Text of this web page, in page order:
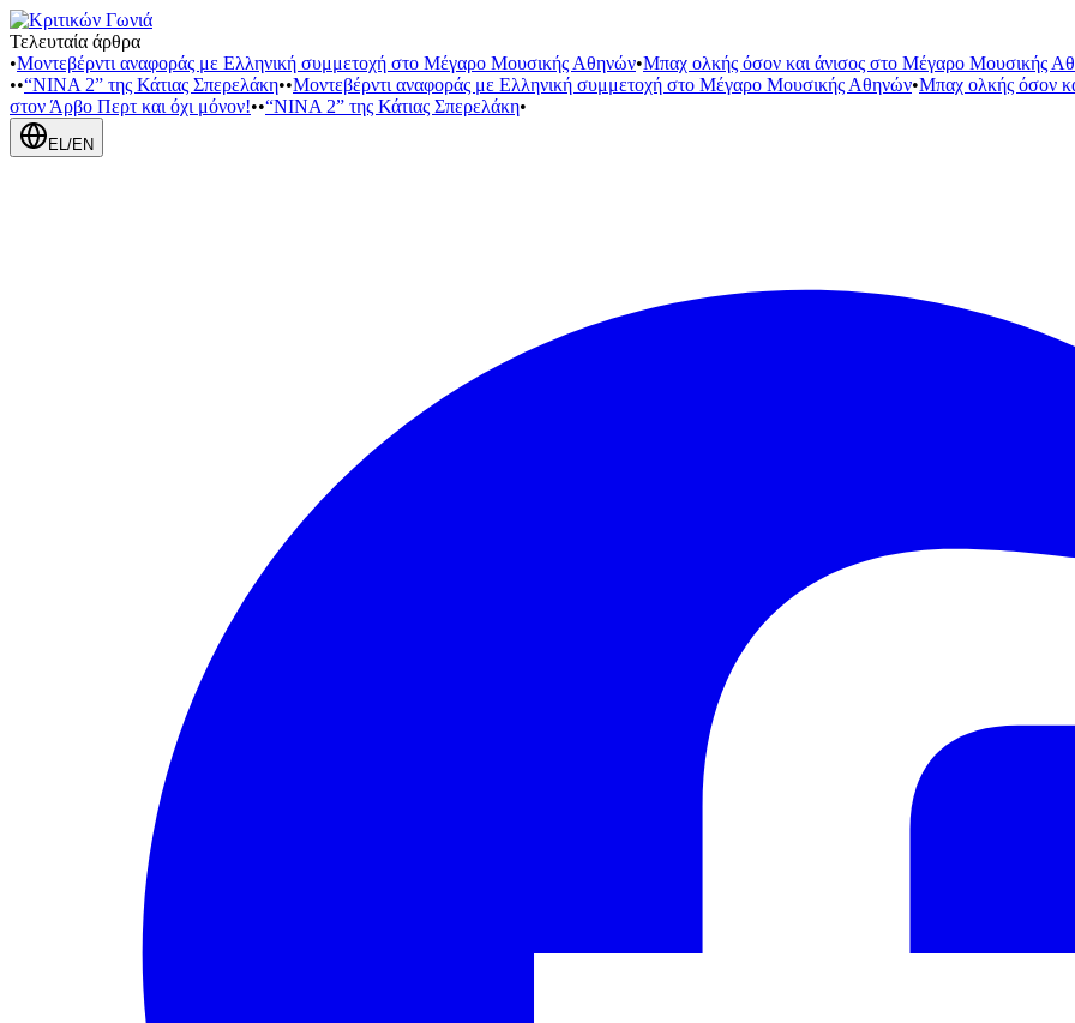
Τελευταία άρθρα
•Μοντεβέρντι αναφοράς με Ελληνική συμμετοχή στο Μέγαρο Μουσικής Αθηνών•Μπαχ ολκής όσον και άνισος στο Μέγαρο Μουσικής
••“NINA 2” της Κάτιας Σπερελάκη••Μοντεβέρντι αναφοράς με Ελληνική συμμετοχή στο Μέγαρο Μουσικής Αθηνών•Μπαχ ολκής όσον
στον Άρβο Περτ και όχι μόνον!••“NINA 2” της Κάτιας Σπερελάκη•
EL/EN